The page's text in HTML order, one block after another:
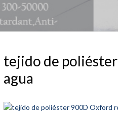
tejido de
agua